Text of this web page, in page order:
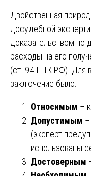
Двойственная
досудебной
доказательством
расходы на его
(ст. 94 ГПК РФ). Для
заключение было:
Относимым –
Допустимым
(эксперт
использованы
Достоверным